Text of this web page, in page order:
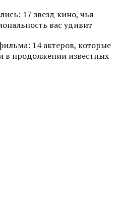
17 звезд кино, чья
вас удивит
14 актеров, которые
в продолжении известных